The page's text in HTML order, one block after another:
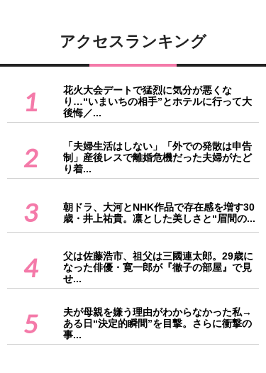
アクセスランキング
1
花火大会デートで猛烈に気分が悪くな
り…“いまいちの相手”とホテルに行って大
後悔／...
2
「夫婦生活はしない」「外での発散は申告
制」産後レスで離婚危機だった夫婦がたど
り着...
3
朝ドラ、大河とNHK作品で存在感を増す30
歳・井上祐貴。凛とした美しさと“眉間の...
4
父は佐藤浩市、祖父は三國連太郎。29歳に
なった俳優・寛一郎が『徹子の部屋』で見
せ...
5
夫が母親を嫌う理由がわからなかった私→
ある日“決定的瞬間”を目撃。さらに衝撃の
事...